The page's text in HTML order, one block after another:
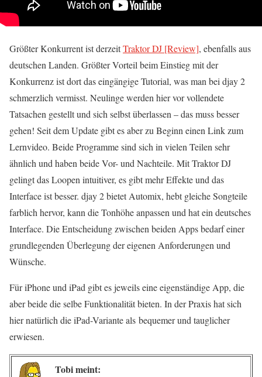
Größter Konkurrent ist derzeitTraktor DJ [Review], ebenfalls aus
deutschen Landen. Größter Vorteil beim Einstieg mit der
Konkurrenz ist dort das eingängige Tutorial, was man bei djay 2
schmerzlich vermisst. Neulinge werden hier vor vollendete
Tatsachen gestellt und sich selbst überlassen – das muss besser
gehen! Seit dem Update gibt es aber zu Beginn einen Link zum
Lernvideo. Beide Programme sind sich in vielen Teilen sehr
ähnlich und haben beide Vor- und Nachteile. Mit Traktor DJ
gelingt das Loopen intuitiver, es gibt mehr Effekte und das
Interface ist besser. djay 2 bietet Automix, hebt gleiche Songteile
farblich hervor, kann die Tonhöhe anpassen und hat ein deutsches
Interface. Die Entscheidung zwischen beiden Apps bedarf einer
grundlegenden Überlegung der eigenen Anforderungen und
Wünsche.
Für iPhone und iPad gibt es jeweils eine eigenständige App, die
aber beide die selbe Funktionalität bieten. In der Praxis hat sich
hier natürlich die iPad-Variante als bequemer und tauglicher
erwiesen.
Tobi meint: